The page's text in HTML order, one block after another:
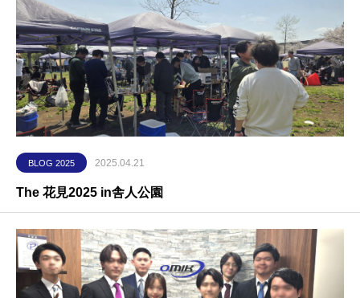
BLOG 2025 2025.04.21
The 花見2025 in舎人公園